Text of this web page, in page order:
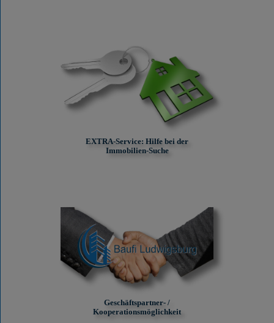
EXTRA-Service: Hilfe bei der
Immobilien-Suche
Geschäftspartner- /
Kooperationsmöglichkeit